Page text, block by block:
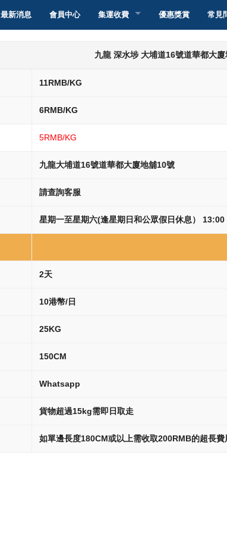
最新消息 會員中心 集運收費
智能櫃取件服務和
服務和收費
集運教學
轉運馬來西亞 集運介紹
服務和收費
集運教學
優惠獎賞 常見
九龍 深水埗 大埔道16號道華都大
11RMB/KG
6RMB/KG
5RMB/KG
九龍大埔道16號道華都大廈地舖10號
請查詢客服
星期一至星期六(逢星期日和公眾假日休息）
2天
10港幣/日
25KG
150CM
Whatsapp
貨物超過15kg需即日取走
如單邊長度180CM或以上需收取200RMB的超長費